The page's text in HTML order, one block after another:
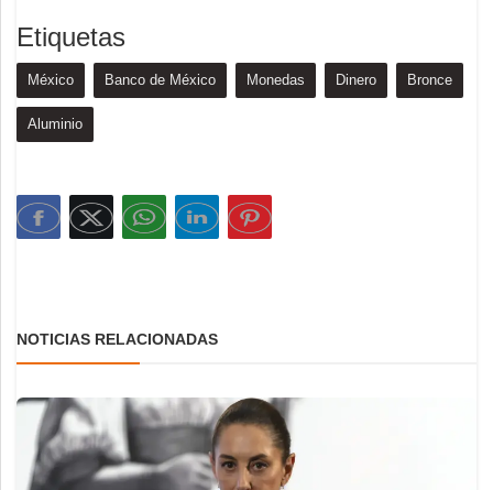
Etiquetas
México Banco de México Monedas Dinero Bronce
Aluminio
NOTICIAS RELACIONADAS